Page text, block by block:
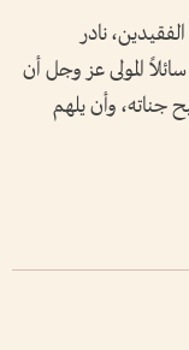
نادر
المولى عز وجل أن
جناته، وأن يلهم